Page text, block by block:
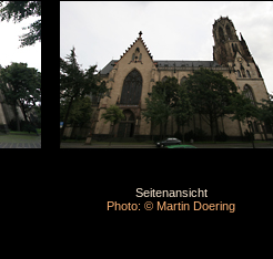
Seitenansicht
Photo: © Martin Doering